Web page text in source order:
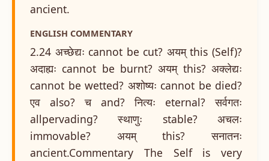
ancient.
ENGLISH COMMENTARY
2.24 अच्छेद्यः cannot be cut? अयम् this (Self)?
अदाह्यः cannot be burnt? अयम् this? अक्लेद्यः
cannot be wetted? अशोष्यः cannot be died?
एव also? च and? नित्यः eternal? सर्वगतः
allpervading? स्थाणुः stable? अचलः
immovable? अयम् this? सनातनः
ancient.Commentary The Self is very